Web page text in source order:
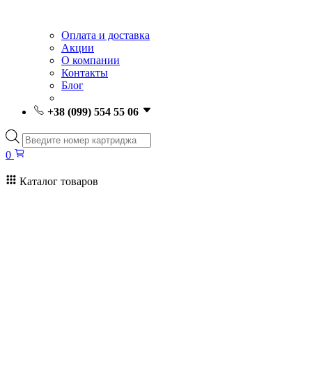
Оплата и доставка
Акции
О компании
Контакты
Блог
+38 (099) 554 55 06
Поиск
товаров
0
Каталог товаров